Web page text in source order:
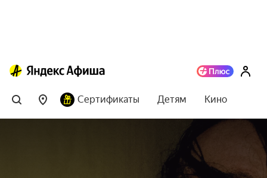
Сертификаты Детям Кино